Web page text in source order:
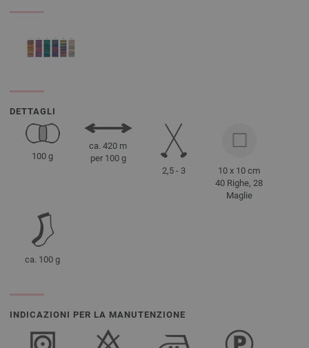
DETTAGLI
100 g
ca. 420 m
per 100 g
2,5 - 3
10 x 10 cm
40 Righe, 28
Maglie
ca. 100 g
INDICAZIONI PER LA MANUTENZIONE